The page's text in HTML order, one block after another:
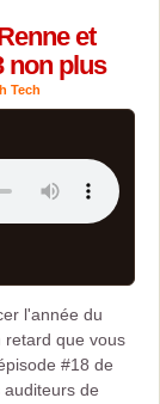
et
non plus
Tech
l'année du
retard que vous
#18 de
de